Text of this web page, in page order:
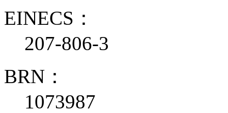
EINECS：
207-806-3
BRN：
1073987